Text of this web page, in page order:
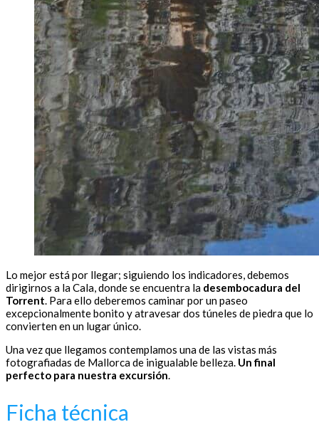
Lo mejor está por llegar; siguiendo los indicadores, debemos
dirigirnos a la Cala, donde se encuentra la desembocadura del
Torrent. Para ello deberemos caminar por un paseo
excepcionalmente bonito y atravesar dos túneles de piedra que lo
convierten en un lugar único.
Una vez que llegamos contemplamos una de las vistas más
fotografiadas de Mallorca de inigualable belleza. Un final
perfecto para nuestra excursión.
Ficha técnica